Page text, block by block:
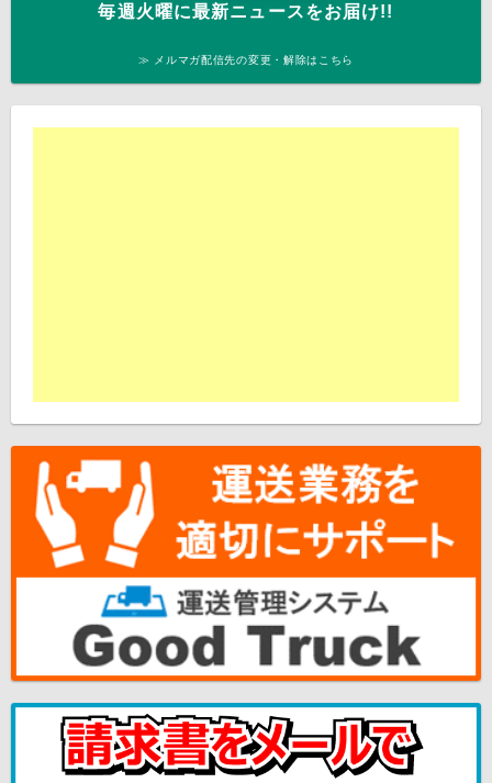
毎週火曜に最新ニュースをお届け!!
≫ メルマガ配信先の変更・解除はこちら